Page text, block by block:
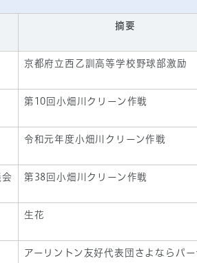
摘要
京都府立西乙訓高等学校野球部激励
第10回小畑川クリーン作戦
令和元年度小畑川クリーン作戦
第38回小畑川クリーン作戦
生花
アーリントン友好代表団さよならパ